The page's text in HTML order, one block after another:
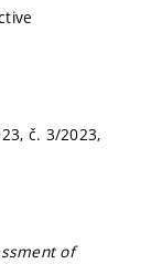
č. 3/2023,
of